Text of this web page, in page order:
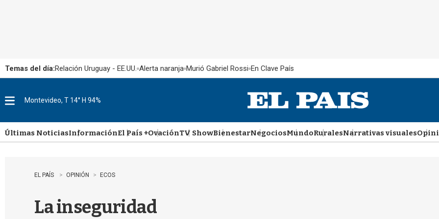
Temas del día:Relación Uruguay - EE.UU. Alerta naranja Murió Gabriel Rossi En Clave País
u
Montevideo, T 14° H 94%
Últimas NoticiasInformaciónEl País +OvaciónTV ShowBienestarNegociosMundoRuralesNarrativas visuales
EL PAÍS OPINIÓN ECOS
La inseguridad